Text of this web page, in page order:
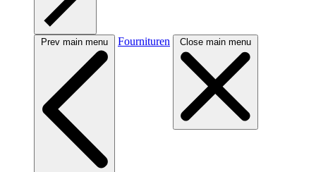
Prev main menu Fournituren Close main menu